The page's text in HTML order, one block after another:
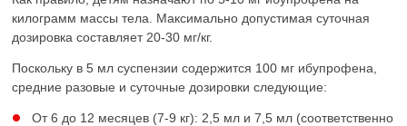
килограмм массы тела. Максимально допустимая суточная
дозировка составляет 20-30 мг/кг.
Поскольку в 5 мл суспензии содержится 100 мг ибупрофена,
средние разовые и суточные дозировки следующие:
От 6 до 12 месяцев (7-9 кг): 2,5 мл и 7,5 мл (соответственно